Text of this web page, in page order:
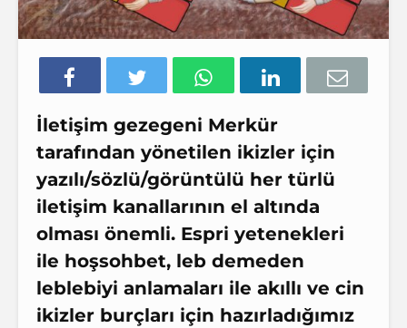
İletişim gezegeni Merkür
tarafından yönetilen ikizler için
yazılı/sözlü/görüntülü her türlü
iletişim kanallarının el altında
olması önemli. Espri yetenekleri
ile hoşsohbet, leb demeden
leblebiyi anlamaları ile akıllı ve cin
ikizler burçları için hazırladığımız